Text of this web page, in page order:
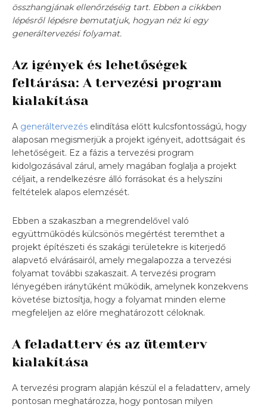
összhangjának ellenőrzéséig tart. Ebben a cikkben
lépésről lépésre bemutatjuk, hogyan néz ki egy
generáltervezési folyamat.
Az igények és lehetőségek
feltárása: A tervezési program
kialakítása
A generáltervezés elindítása előtt kulcsfontosságú, hogy
alaposan megismerjük a projekt igényeit, adottságait és
lehetőségeit. Ez a fázis a tervezési program
kidolgozásával zárul, amely magában foglalja a projekt
céljait, a rendelkezésre álló forrásokat és a helyszíni
feltételek alapos elemzését.
Ebben a szakaszban a megrendelővel való
együttműködés külcsönös megértést teremthet a
projekt építészeti és szakági területekre is kiterjedő
alapvető elvárásairól, amely megalapozza a tervezési
folyamat további szakaszait. A tervezési program
lényegében iránytűként működik, amelynek konzekvens
követése biztosítja, hogy a folyamat minden eleme
megfeleljen az előre meghatározott céloknak.
A feladatterv és az ütemterv
kialakítása
A tervezési program alapján készül el a feladatterv, amely
pontosan meghatározza, hogy pontosan milyen